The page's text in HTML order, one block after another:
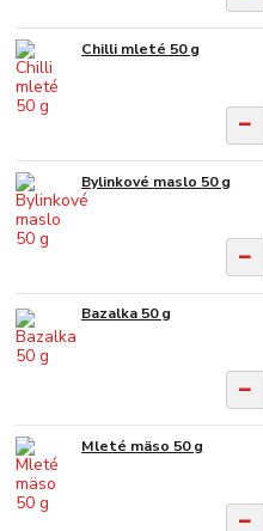
Chilli mleté ​​50 g
Bylinkové maslo 50 g
Bazalka 50 g
Mleté mäso 50 g